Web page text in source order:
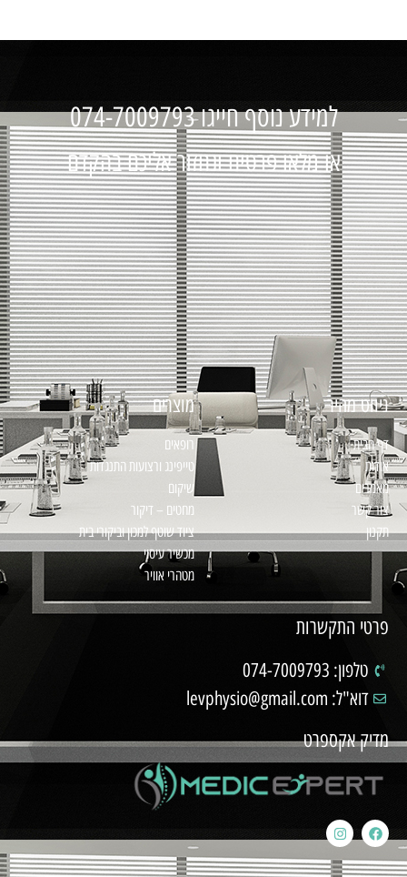
למידע נוסף חייגו 074-7009793
או מלאו פרטים ונחזור אליכם בהקדם
ניווט מהיר
דף הבית
אודות
מאמרים
צור קשר
תקנון
מוצרים
רופאים
טייפינג ורצועות התנגדות
שיקום
מחטים – דיקור
ציוד שוטף למכון וביקורי בית
מכשיר עיסוי
מטהרי אוויר
פרטי התקשרות
טלפון: 074-7009793
דוא"ל: levphysio@gmail.com
מדיק אקספרט